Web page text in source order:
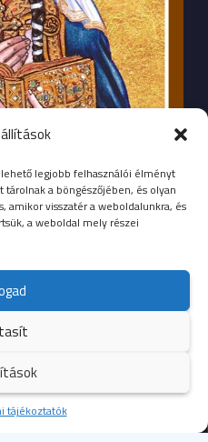
legjobb felhasználói élményt
a böngészőjében, és olyan
visszatér a weboldalunkra, és
a weboldal mely részei
tájékoztatók